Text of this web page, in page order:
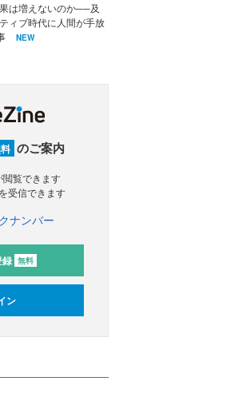
は増えないのか──及
ィブ時代に人間が手放
NEW
のご案内
閲覧できます
受信できます
ナンバー
録 無料
ン